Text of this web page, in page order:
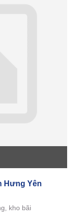
Hưng Yên
kho bãi